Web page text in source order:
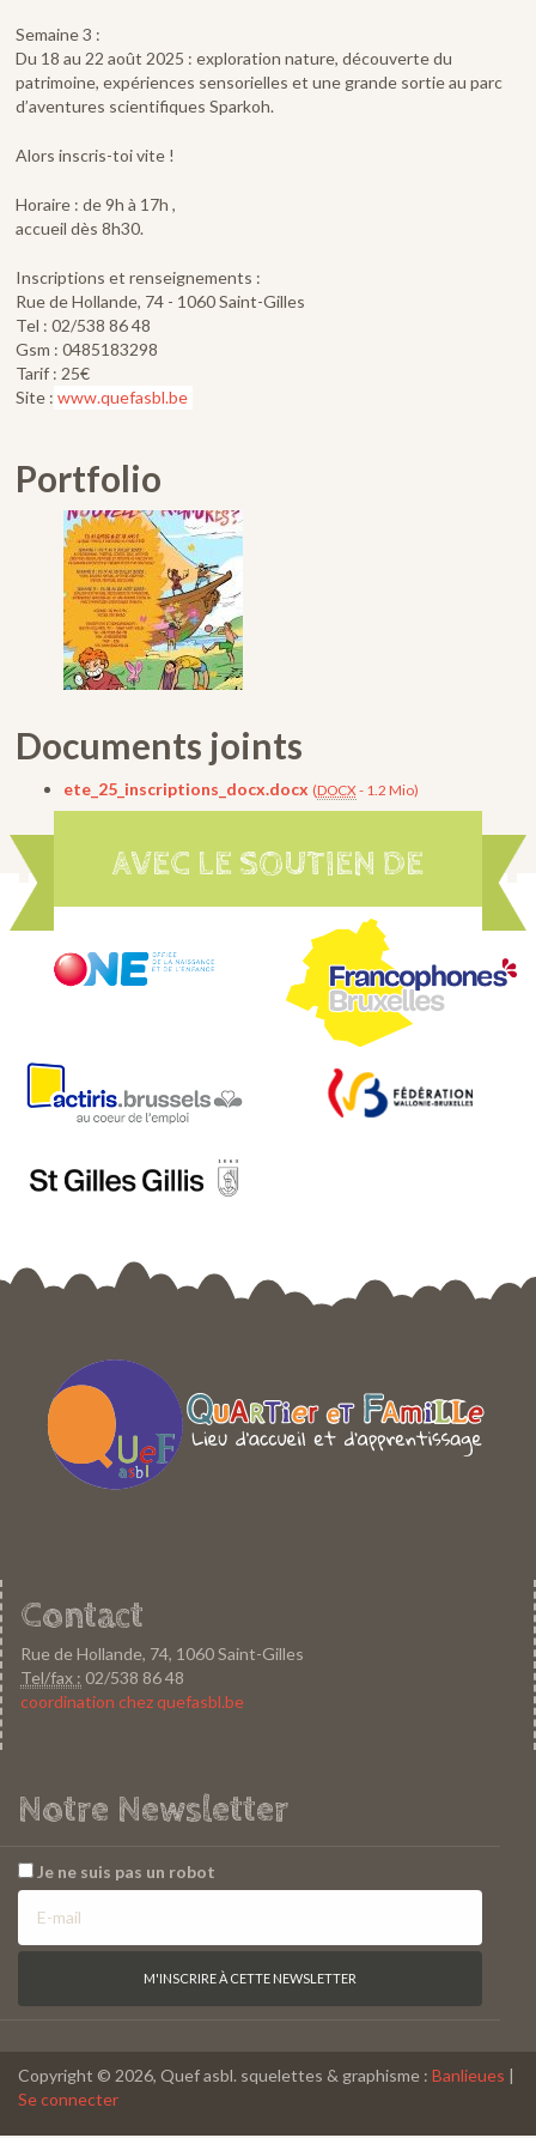
Semaine 3 :
Du 18 au 22 août 2025 : exploration nature, découverte du
patrimoine, expériences sensorielles et une grande sortie au parc
d’aventures scientifiques Sparkoh.
Alors inscris-toi vite !
Horaire : de 9h à 17h ,
accueil dès 8h30.
Inscriptions et renseignements :
Rue de Hollande, 74 - 1060 Saint-Gilles
Tel : 02/538 86 48
Gsm : 0485183298
Tarif : 25€
Site : www.quefasbl.be
Portfolio
Documents joints
ete_25_inscriptions_docx.docx (DOCX- 1.2 Mio)
AVEC LE SOUTIEN DE
Contact
Rue de Hollande, 74, 1060 Saint-Gilles
Tel/fax : 02/538 86 48
coordination chez quefasbl.be
Notre Newsletter
Je ne suis pas un robot
Copyright © 2026, Quef asbl. squelettes & graphisme : Banlieues |
Se connecter